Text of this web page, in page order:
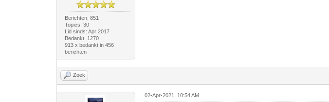
Berichten: 851
Topics: 30
Lid sinds: Apr 2017
Bedankt: 1270
913 x bedankt in 456
berichten
Zoek
02-Apr-2021, 10:54 AM